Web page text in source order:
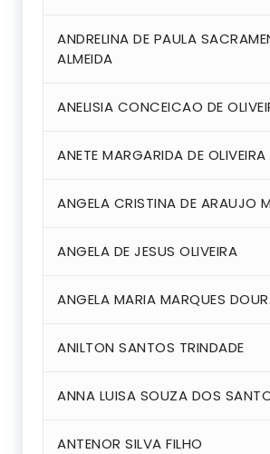
ANDRELINA DE PAULA
ALMEIDA
ANELISIA CONCEICAO DE
ANETE MARGARIDA DE OLIVEIRA
ANGELA CRISTINA DE ARAUJO
ANGELA DE JESUS OLIVEIRA
ANGELA MARIA MARQUES
ANILTON SANTOS TRINDADE
ANNA LUISA SOUZA DOS
ANTENOR SILVA FILHO